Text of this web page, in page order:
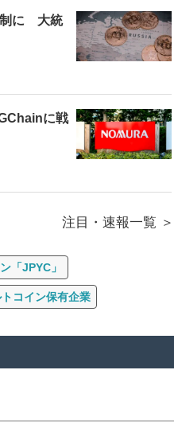
制に 大統
に戦
注目・速報一覧
「JPYC」
コイン保有企業